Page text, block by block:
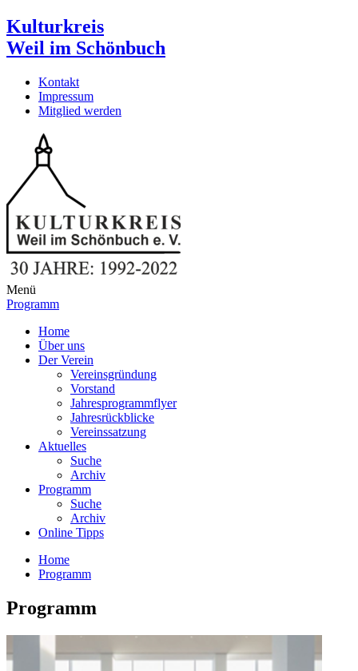
Kulturkreis
Weil im Schönbuch
Kontakt
Impressum
Mitglied werden
Menü
Programm
Home
Über uns
Der Verein
Vereinsgründung
Vorstand
Jahresprogrammflyer
Jahresrückblicke
Vereinssatzung
Aktuelles
Suche
Archiv
Programm
Suche
Archiv
Online Tipps
Home
Programm
Programm